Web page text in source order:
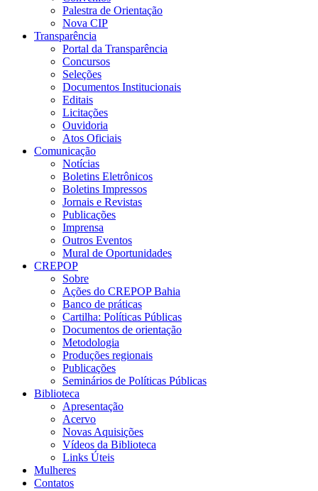
Palestra de Orientação
Nova CIP
Transparência
Portal da Transparência
Concursos
Seleções
Documentos Institucionais
Editais
Licitações
Ouvidoria
Atos Oficiais
Comunicação
Notícias
Boletins Eletrônicos
Boletins Impressos
Jornais e Revistas
Publicações
Imprensa
Outros Eventos
Mural de Oportunidades
CREPOP
Sobre
Ações do CREPOP Bahia
Banco de práticas
Cartilha: Políticas Públicas
Documentos de orientação
Metodologia
Produções regionais
Publicações
Seminários de Políticas Públicas
Biblioteca
Apresentação
Acervo
Novas Aquisições
Vídeos da Biblioteca
Links Úteis
Mulheres
Contatos